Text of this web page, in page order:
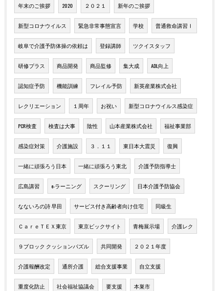
年末のご挨拶 2020 ２０２１ 新年のご挨拶
新型コロナウイルス 緊急非常事態宣言 学校 普通救命講習Ⅰ
岐阜で介護予防体操の依頼は 登録講師 ツクイスタッフ
研修プラス 商品開発 商品監修 集大成 ADL向上
認知症予防 機能訓練 フレイル予防 新英産業株式会社
レクリエーション １周年 お祝い 新型コロナウイルス感染症
PCR検査 検査は大事 陰性 山本産業株式会社 福祉事業部
感染症対策 介護施設 ３．１１ 東日本大震災 復興
一緒に頑張ろう日本 一緒に頑張ろう東北 介護予防指導士
広島講習 e-ラーニング スクーリング 日本介護予防協会
なないろの詩 早田 サービス付き高齢者向け住宅 同級生
ＣａｒｅＴＥＸ東京 東京ビックサイト 青梅展示場 介護レク
９ブロック クッションパズル 共同開発 ２０２１年度
介護報酬改定 通所介護 総合支援事業 自立支援
重度化防止 社会福祉協議会 要支援 本巣市